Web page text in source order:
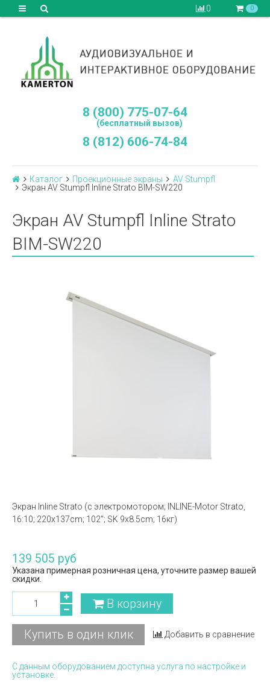
0 0
8 (800) 775-07-64
(бесплатный вызов)
8 (812) 606-74-84
Каталог Проекционные экраны
AV Stumpfl
Экран AV Stumpfl Inline Strato BIM-SW220
Экран AV Stumpfl Inline Strato
BIM-SW220
Экран Inline Strato (с электромотором; INLINE-Motor Strato,
16:10; 220x137cm; 102''; SK 9x8.5cm; 16кг)
139 505 руб
Указана примерная розничная цена, уточните размер вашей
скидки.
В корзину
Купить в один клик Добавить в сравнение
С данным оборудованием доступна услуга по настройке и
установке.